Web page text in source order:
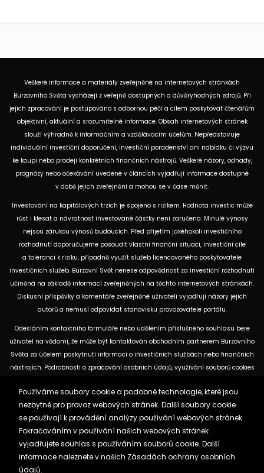
Veškeré informace a materiály zveřejněné na internetových stránkách
Burzovního Světa vycházejí z veřejně dostupných a důvěryhodných zdrojů. Při
jejich zpracování je postupováno s odbornou péčí a cílem poskytovat čtenářům
objektivní, aktuální a srozumitelné informace. Obsah internetových stránek
slouží výhradně k informačním a vzdělávacím účelům. Nepředstavuje
individuální investiční doporučení, investiční poradenství ani nabídku či výzvu
ke koupi nebo prodeji konkrétních finančních nástrojů. Veškeré názory, odhady,
prognózy nebo očekávání uvedené v článcích vyjadřují informace dostupné
v době jejich zveřejnění a mohou se v čase měnit.
Investování na kapitálových trzích je spojeno s rizikem. Hodnota investic může
růst i klesat a návratnost investované částky není zaručena. Minulé výnosy
nejsou zárukou výnosů budoucích. Před přijetím jakéhokoli investičního
rozhodnutí doporučujeme posoudit vlastní finanční situaci, investiční cíle
a toleranci k riziku, případně využít služeb licencovaného poskytovatele
investičních služeb. Burzovní Svět nenese odpovědnost za investiční rozhodnutí
učiněná na základě informací zveřejněných na těchto internetových stránkách.
Diskusní příspěvky a komentáře zveřejněné uživateli vyjadřují názory jejich
autorů a nemusí odpovídat stanovisku provozovatele portálu.
Odesláním kontaktního formuláře nebo udělením příslušného souhlasu bere
uživatel na vědomí, že může být kontaktován obchodním partnerem Burzovního
Světa za účelem poskytnutí informací o investičních službách nebo finančních
nástrojích. Podrobnosti o zpracování osobních údajů, využívání souborů cookies
dostupných na těchto internetových stránkách. U jednotlivých článků mohou
být uvedeny informace o použitých zdrojích, datu původní analýzy nebo datu,
ke kterému se vztahují uvedené tržní údaje.
Zásady ochrany osobních údajů a cookies
Reklama
Používáme soubory cookie a podobné technologie, které jsou
nezbytné pro provoz webových stránek. Další soubory cookie
se používají k provádění analýzy používání webových stránek.
Pokračováním v používání našich webových stránek
vyjadřujete souhlas s používáním souborů cookie. Další
informace naleznete v našich Zásadách ochrany osobních
údajů.